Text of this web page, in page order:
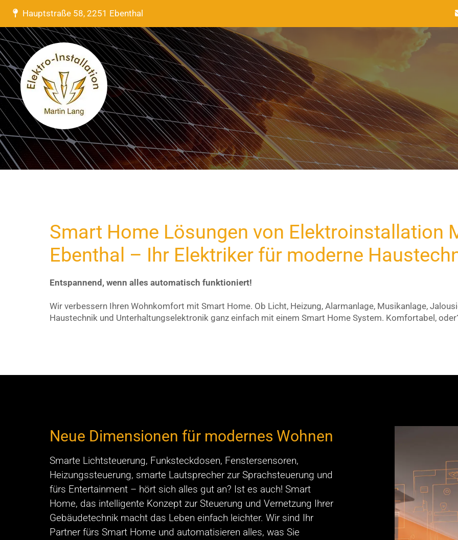
 Hauptstraße 58, 2251 Ebenthal
Smart Home Lösungen von Elektroinstallation
Ebenthal – Ihr Elektriker für moderne
Entspannend, wenn alles automatisch funktioniert!
Wir verbessern Ihren Wohnkomfort mit Smart Home. Ob Licht, Heizung, Alarmanlage, Musikanlage,
Haustechnik und Unterhaltungselektronik ganz einfach mit einem Smart Home System. Komfortabel,
Neue Dimensionen für modernes Wohnen
Smarte Lichtsteuerung, Funksteckdosen, Fenstersensoren,
Heizungssteuerung, smarte Lautsprecher zur Sprachsteuerung und
fürs Entertainment – hört sich alles gut an? Ist es auch! Smart
Home, das intelligente Konzept zur Steuerung und Vernetzung Ihrer
Gebäudetechnik macht das Leben einfach leichter. Wir sind Ihr
Partner fürs Smart Home und automatisieren alles, was Sie